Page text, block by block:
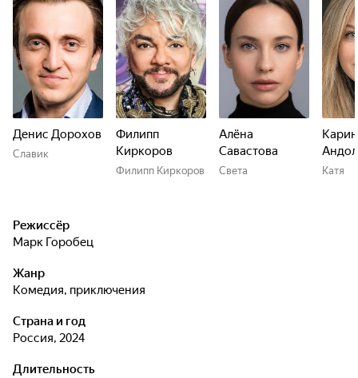
Денис Дорохов
Славик
Филипп
Киркоров
Филипп Киркоров
Алёна
Савастова
Света Катя
Режиссёр
Марк Горобец
Жанр
комедия, приключения
Страна и год
Россия, 2024
Длительность